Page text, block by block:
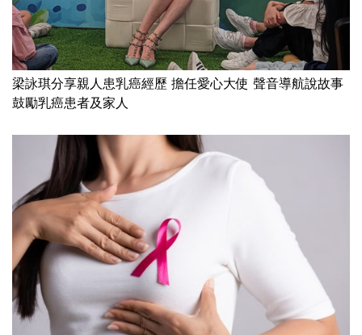
梁詠琪分享親人患乳癌經歷 擔任愛心大使 聲音導航說故事
鼓勵乳癌患者及家人